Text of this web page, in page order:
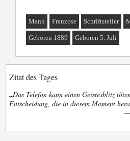
Mann Franzose Schriftsteller
Geboren 1889 Geboren 5. Juli
Zitat des Tages
„Das Telefon kann einen Geistesblitz
Entscheidung, die in diesem Moment